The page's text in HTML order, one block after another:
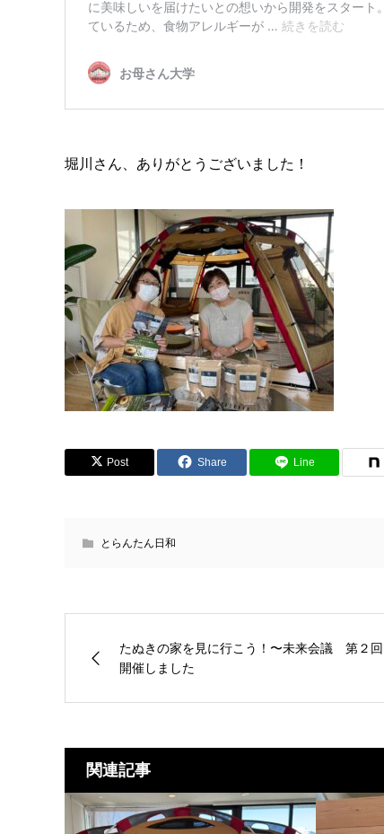
堀川さん、ありがとうございました！
Post Share Line
とらんたん日和
たぬきの家を見に行こう！〜未来会議 第２
開催しました
関連記事